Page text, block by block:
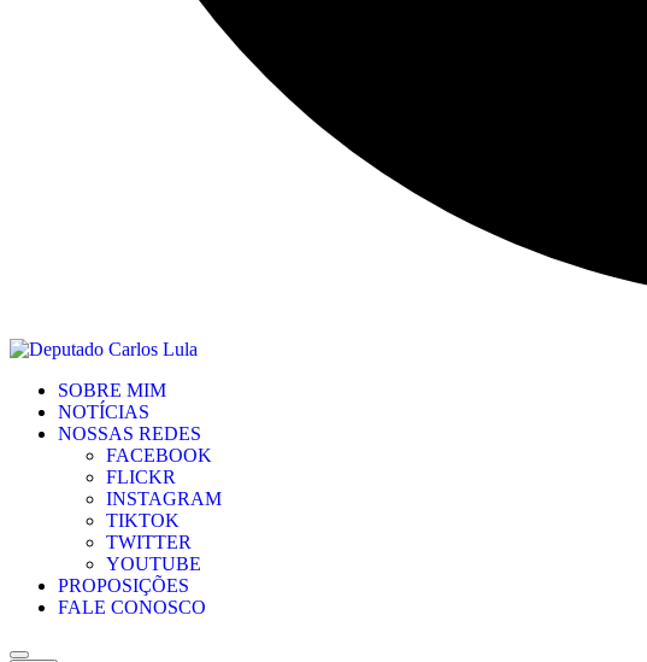
SOBRE MIM
NOTÍCIAS
NOSSAS REDES
FACEBOOK
FLICKR
INSTAGRAM
TIKTOK
TWITTER
YOUTUBE
PROPOSIÇÕES
FALE CONOSCO